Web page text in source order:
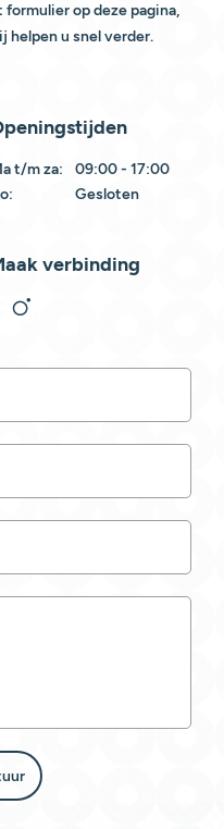
op deze pagina,
helpen u snel verder.
t/m za:
09:00 - 17:00
Gesloten
verbinding